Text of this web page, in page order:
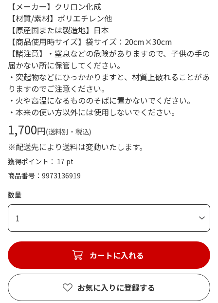
【メーカー】クリロン化成
【材質/素材】ポリエチレン他
【原産国または製造地】日本
【商品使用時サイズ】袋サイズ：20cm×30cm
【諸注意】・窒息などの危険がありますので、子供の手の
届かない所に保管してください。
・突起物などにひっかかりますと、材質上破れることがあ
りますのでご注意ください。
・火や高温になるもののそばに置かないでください。
・本来の使い方以外には使用しないでください。
1,700円(送料別・税込)
※配送先により送料は変動いたします。
獲得ポイント： 17 pt
商品番号
9973136919
数量
1
カートに入れる
お気に入りに登録する